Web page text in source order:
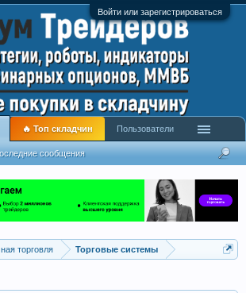
Войти или зарегистрироваться
торговля Торговые системы
сообщения
🔥 Топ складчин Пользователи